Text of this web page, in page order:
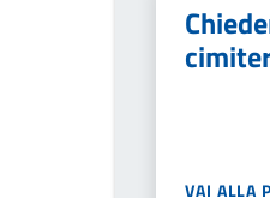
VAI ALLA